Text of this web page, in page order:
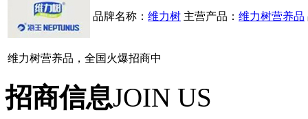
品牌名称： 维力树 主营产品： 维力树营养品
维力树营养品，全国火爆招商中
招商信息JOIN US